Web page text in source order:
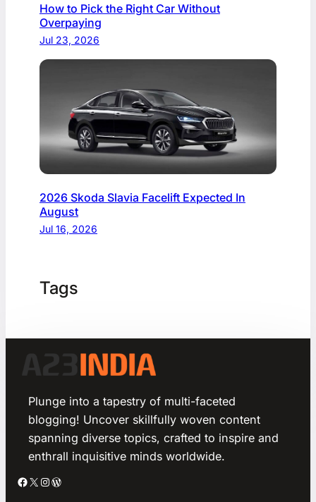
How to Pick the Right Car Without
Overpaying
Jul 23, 2026
2026 Skoda Slavia Facelift Expected In
August
Jul 16, 2026
Tags
Plunge into a tapestry of multi-faceted
blogging! Uncover skillfully woven content
spanning diverse topics, crafted to inspire and
enthrall inquisitive minds worldwide.
Facebook X Instagram WordPress